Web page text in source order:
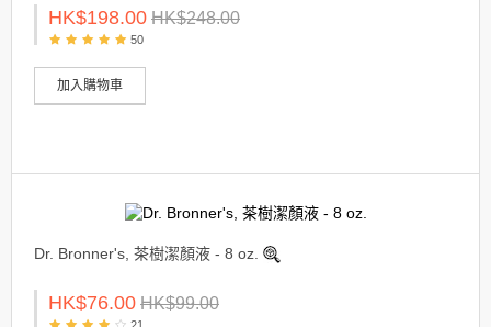
HK$198.00 HK$248.00
50
加入購物車
Dr. Bronner's, 茶樹潔顏液 - 8 oz.
HK$76.00 HK$99.00